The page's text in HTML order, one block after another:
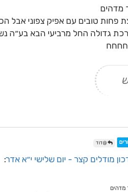
מדהים
פחות טובים עם אפיק צפוני אבל
גדולה החל מרביעי הבא בע״ה
@דוד
מודלים קצר - יום שלישי י״א אדר:
מדהים